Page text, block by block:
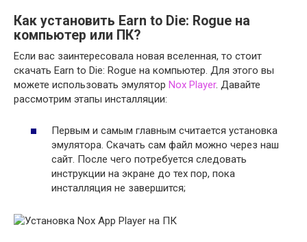
Как установить Earn to Die: Rogue на
компьютер или ПК?
Если вас заинтересовала новая вселенная, то стоит
скачать Earn to Die: Rogue на компьютер. Для этого вы
можете использовать эмулятор Nox Player. Давайте
рассмотрим этапы инсталляции:
Первым и самым главным считается установка
эмулятора. Скачать сам файл можно через наш
сайт. После чего потребуется следовать
инструкции на экране до тех пор, пока
инсталляция не завершится;